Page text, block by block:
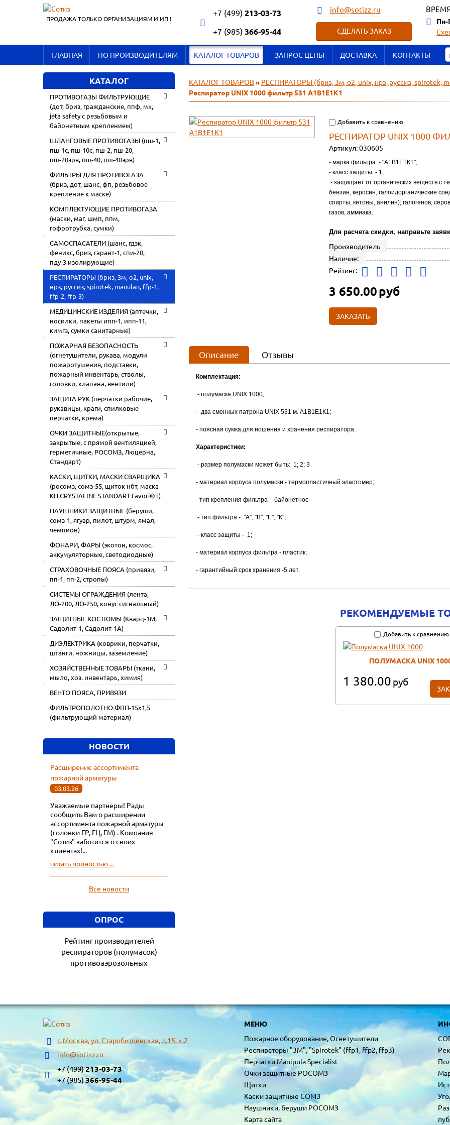
ПРОДАЖА ТОЛЬКО ОРГАНИЗАЦИЯМ И ИП !
+7 (499) 213-03-73
+7 (985) 366-95-44
info@sotizz.ru
СДЕЛАТЬ ЗАКАЗ
Пн-
ГЛАВНАЯ ПО ПРОИЗВОДИТЕЛЯМ КАТАЛОГ ТОВАРОВ ЗАПРОС ЦЕНЫ ДОСТАВКА КОНТАКТЫ
КАТАЛОГ
ПРОТИВОГАЗЫ ФИЛЬТРУЮЩИЕ
(дот, бриз, гражданские, ппф, мк,
jeta safety с резьбовым и
байонетным креплением)
ШЛАНГОВЫЕ ПРОТИВОГАЗЫ (пш-1,
пш-1с, пш-10с, пш-2, пш-20,
пш-20эрв, пш-40, пш-40эрв)
ФИЛЬТРЫ ДЛЯ ПРОТИВОГАЗА
(бриз, дот, шанс, фп, резьбовое
крепление к маске)
КОМПЛЕКТУЮЩИЕ ПРОТИВОГАЗА
(маски, маг, шмп, ппм,
гофротрубка, сумки)
САМОСПАСАТЕЛИ (шанс, гдзк,
феникс, бриз, гарант-1, спи-20,
пду-3 изолирующие)
РЕСПИРАТОРЫ (бриз, 3м, o2, unix,
нрз, руссиз, spirotek, manulan, ffp-1,
ffp-2, ffp-3)
МЕДИЦИНСКИЕ ИЗДЕЛИЯ (аптечки,
носилки, пакеты ипп-1, ипп-11,
кимгз, сумки санитарные)
ПОЖАРНАЯ БЕЗОПАСНОСТЬ
(огнетушители, рукава, модули
пожаротушения, подставки,
пожарный инвентарь, стволы,
головки, клапана, вентили)
ЗАЩИТА РУК (перчатки рабочие,
рукавицы, краги, спилковые
перчатки, крема)
ОЧКИ ЗАЩИТНЫЕ(открытые,
закрытые, с прямой вентиляцией,
герметичные, РОСОМЗ, Люцерна,
Стандарт)
КАСКИ, ЩИТКИ, МАСКИ СВАРЩИКА
(росомз, сомз-55, щиток нбт, маска
КН CRYSTALINE STANDART Favori®T)
НАУШНИКИ ЗАЩИТНЫЕ (беруши,
сомз-1, ягуар, пилот, штурм, ямал,
чемпион)
ФОНАРИ, ФАРЫ (экотон, космос,
аккумуляторные, светодиодные)
СТРАХОВОЧНЫЕ ПОЯСА (привязи,
пп-1, пп-2, стропы)
СИСТЕМЫ ОГРАЖДЕНИЯ (лента,
ЛО-200, ЛО-250, конус сигнальный)
ЗАЩИТНЫЕ КОСТЮМЫ (Кварц-1М,
Садолит-1, Садолит-1А)
ДИЭЛЕКТРИКА (коврики, перчатки,
штанги, ножницы, заземление)
ХОЗЯЙСТВЕННЫЕ ТОВАРЫ (ткани,
мыло, хоз. инвентарь, химия)
ВЕНТО ПОЯСА, ПРИВЯЗИ
ФИЛЬТРОПОЛОТНО ФПП-15х1,5
(фильтрующий материал)
НОВОСТИ
Расширение ассортимента
пожарной арматуры
03.03.26
Уважаемые партнеры! Рады
сообщить Вам о расширении
ассортимента пожарной арматуры
(головки ГР, ГЦ, ГМ) . Компания
"Сотиз" заботится о своих
клиентах!...
читать полностью ...
Все новости
ОПРОС
Рейтинг производителей
респираторов (полумасок)
противоаэрозольных
КАТАЛОГ ТОВАРОВ» РЕСПИРАТОРЫ (бриз, 3м, o2, unix, нрз, руссиз, spirotek,
Респиратор UNIX 1000 фильтр 531 A1В1Е1К1
Добавить к сравнению
РЕСПИРАТОР UNIX 1000
Артикул:030605
- марка фильтра - "А1В1Е1К1";
- класс защиты - 1;
- защищает от органических веществ с
бензин, керосин, галоидорганические
спирты, кетоны, анилин); галогенов,
газов, аммиака.
Для расчета скидки, направьте
Производитель
Наличие:
Рейтинг:
3 650.00руб
ЗАКАЗАТЬ
Описание Отзывы
Комплектация:
- полумаска UNIX 1000;
- два сменных патрона UNIX 531 м. А1В1Е1К1;
- поясная сумка для ношения и хранения респиратора.
Характеристики:
- размер полумаски может быть: 1; 2; 3
- материал корпуса полумаски - термопластичный эластомер;
- тип крепления фильтра - байонетное
- тип фильтра - "А", "В", "Е", "К";
- класс защиты - 1;
- материал корпуса фильтра - пластик;
- гарантийный срок хранения -5 лет.
РЕКОМЕНДУЕМЫЕ
Добавить к сравнению
ПОЛУМАСКА UNIX
1 380.00 руб
г. Москва, ул. Старобитцевская, д.15. к.2
info@sotizz.ru
+7 (499)213-03-73
+7 (985)366-95-44
МЕНЮ
Пожарное оборудование, Огнетушители
Респираторы "3М", "Spirotek" (ffp1, ffp2, ffp3)
Перчатки Manipula Specialist
Очки защитные РОСОМЗ
Щитки
Каски защитные СОМЗ
Наушники, беруши РОСОМЗ
Карта сайта